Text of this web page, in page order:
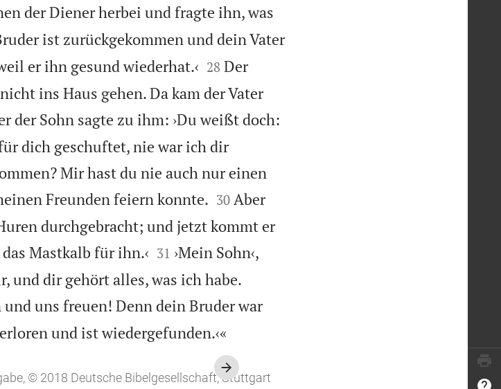
der Diener herbei und fragte ihn, was
ist zurückgekommen und dein Vater
er ihn gesund wiederhat.‹
28 Der
ins Haus gehen. Da kam der Vater
der Sohn sagte zu ihm: ›Du weißt doch:
dich geschuftet, nie war ich dir
Mir hast du nie auch nur einen
Freunden feiern konnte.
30 Aber
durchgebracht; und jetzt kommt er
Mastkalb für ihn.‹
31 ›Mein Sohn‹,
und dir gehört alles, was ich habe.
uns freuen! Denn dein Bruder war
und ist wiedergefunden.‹«
© 2018 Deutsche Bibelgesellschaft, Stuttgart